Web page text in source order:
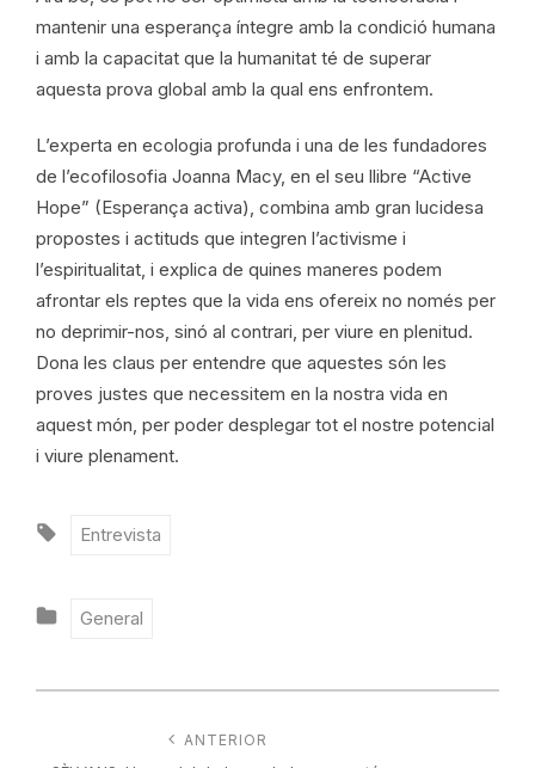
mantenir una esperança íntegre amb la condició humana
i amb la capacitat que la humanitat té de superar
aquesta prova global amb la qual ens enfrontem.
L’experta en ecologia profunda i una de les fundadores
de l’ecofilosofia Joanna Macy, en el seu llibre “Active
Hope” (Esperança activa), combina amb gran lucidesa
propostes i actituds que integren l’activisme i
l’espiritualitat, i explica de quines maneres podem
afrontar els reptes que la vida ens ofereix no només per
no deprimir-nos, sinó al contrari, per viure en plenitud.
Dona les claus per entendre que aquestes són les
proves justes que necessitem en la nostra vida en
aquest món, per poder desplegar tot el nostre potencial
i viure plenament.
Entrevista
General
ANTERIOR